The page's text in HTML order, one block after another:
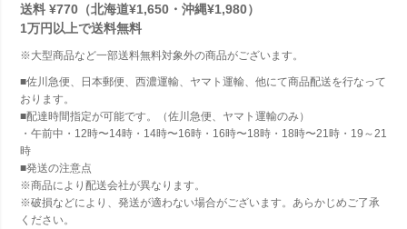
送料 ¥770（北海道¥1,650・沖縄¥1,980）
1万円以上で送料無料
※大型商品など一部送料無料対象外の商品がございます。
■佐川急便、日本郵便、西濃運輸、ヤマト運輸、他にて商品配送を行なって
おります。
■配達時間指定が可能です。（佐川急便、ヤマト運輸のみ）
・午前中・12時〜14時・14時〜16時・16時〜18時・18時〜21時・19～21
時
■発送の注意点
※商品により配送会社が異なります。
※破損などにより、発送が適わない場合がございます。あらかじめご了承
ください。